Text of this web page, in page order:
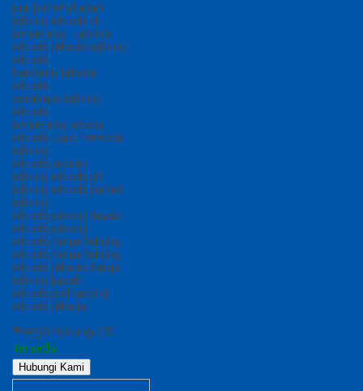
jual perlengkapan
tabung wisuda di
tangerang tabung
wisuda jakarta,tabung
wisuda
bandung,tabung
wisuda
surabaya,tabung
wisuda
tangerang,tabung
wisuda toga,membuat
tabung
wisuda,ukuran
tabung wisuda,isi
tabung wisuda,bahan
tabung
wisuda,tabung ijazah
wisuda,tabung
wisuda,harga tabung
wisuda,harga tabung
wisuda jakarta,harga
tabung ijazah
wisuda,jual tabung
wisuda jakarta
*Harga Hubungi CS
Tersedia
Hubungi Kami